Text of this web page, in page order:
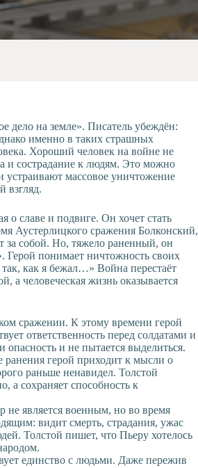
дело на земле». Писатель убеждён:
именно в таких страшных
Хороший человек на войне не
и сострадание к людям. Это можно
устраивают массовое уничтожение
взгляд.
о славе и подвиге. Он хочет стать
Аустерлицкого сражения Болконский,
за собой. Но, тяжело раненный, он
Герой понимает ничтожность своих
как я бежал…» Война перестаёт
а человеческая жизнь оказывается
сражении. К этому времени герой
ответственность перед солдатами и
и не пытается выделиться.
ранения герой приходит к мысли о
раньше ненавидел. Толстой
а сохраняет способность к
не является военным, но во время
видит смерть, страдания, ужас
Толстой пишет, что Пьеру хотелось
единство с людьми. Даже пережив